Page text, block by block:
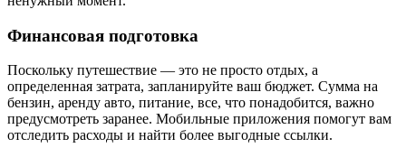
Финансовая подготовка
Поскольку путешествие — это не просто отдых, а
определенная затрата, запланируйте ваш бюджет. Сумма на
бензин, аренду авто, питание, все, что понадобится, важно
предусмотреть заранее. Мобильные приложения помогут вам
отследить расходы и найти более выгодные ссылки.